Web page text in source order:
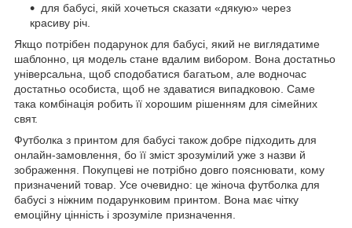
для бабусі, якій хочеться сказати «дякую» через
красиву річ.
Якщо потрібен подарунок для бабусі, який не виглядатиме
шаблонно, ця модель стане вдалим вибором. Вона достатньо
універсальна, щоб сподобатися багатьом, але водночас
достатньо особиста, щоб не здаватися випадковою. Саме
така комбінація робить її хорошим рішенням для сімейних
свят.
Футболка з принтом для бабусі також добре підходить для
онлайн-замовлення, бо її зміст зрозумілий уже з назви й
зображення. Покупцеві не потрібно довго пояснювати, кому
призначений товар. Усе очевидно: це жіноча футболка для
бабусі з ніжним подарунковим принтом. Вона має чітку
емоційну цінність і зрозуміле призначення.